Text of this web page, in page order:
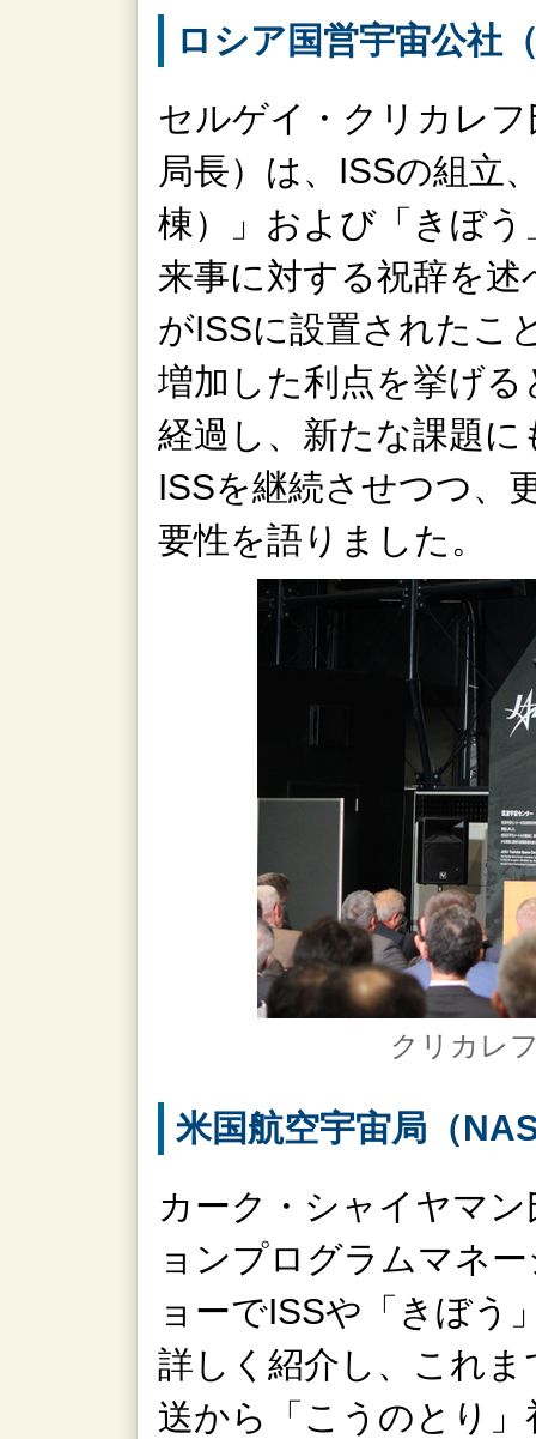
ロシア国営宇宙公社
セルゲイ・クリカレ
局長）は、ISSの組立
棟）」および「きぼ
来事に対する祝辞を
がISSに設置されたこ
増加した利点を挙げ
経過し、新たな課題
ISSを継続させつつ、
要性を語りました。
クリカレ
米国航空宇宙局（
カーク・シャイヤマ
ョンプログラムマネ
ョーでISSや「きぼう
詳しく紹介し、これ
送から「こうのとり